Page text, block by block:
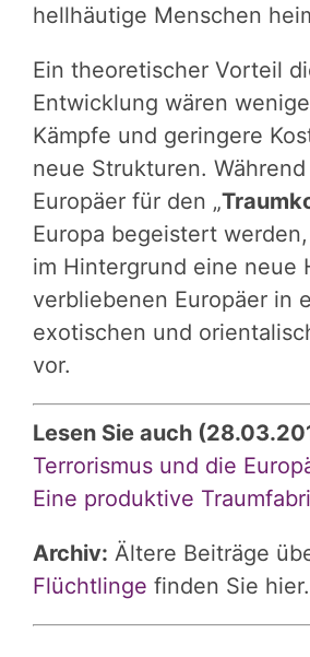
hellhäutige Menschen
Ein theoretischer Vorteil
Entwicklung wären
Kämpfe und geringere
neue Strukturen.
Europäer für den „
Europa begeistert
im Hintergrund eine neue
verbliebenen Europäer in
exotischen und
vor.
Lesen Sie auch
Terrorismus und die
Eine produktive
Archiv: Ältere Beiträge
Flüchtlinge finden Sie hier.